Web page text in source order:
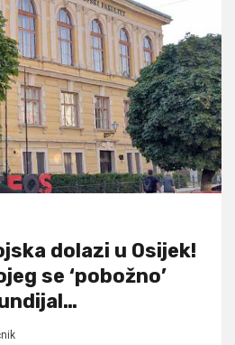
dolazi u Osijek!
se ‘pobožno’